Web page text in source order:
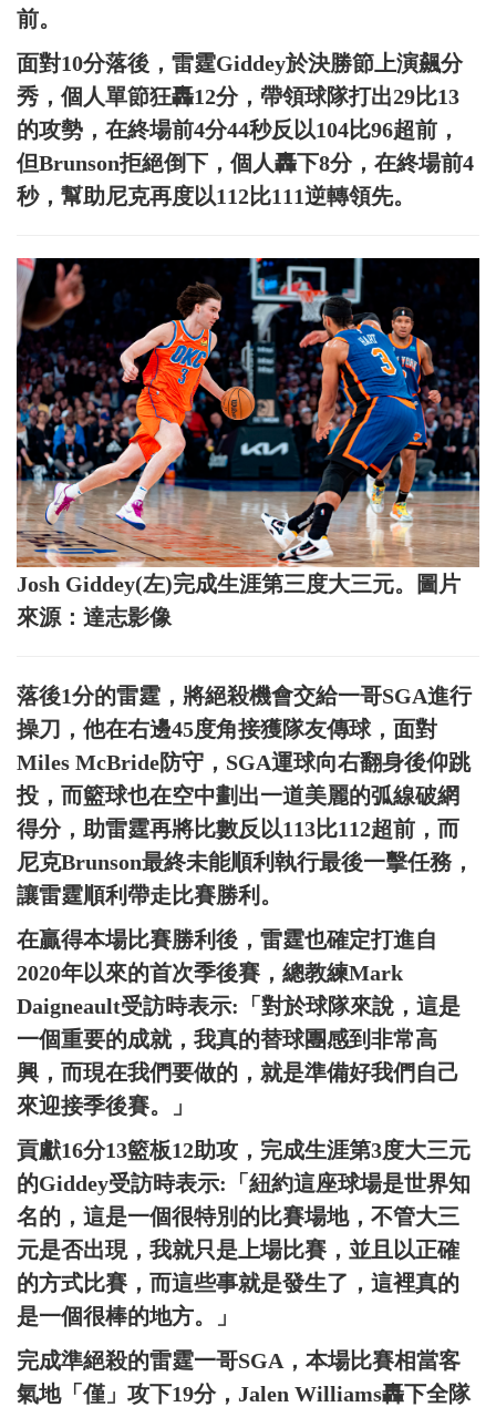
前。
面對10分落後，雷霆Giddey於決勝節上演飆分
秀，個人單節狂轟12分，帶領球隊打出29比13
的攻勢，在終場前4分44秒反以104比96超前，
但Brunson拒絕倒下，個人轟下8分，在終場前4
秒，幫助尼克再度以112比111逆轉領先。
Josh Giddey(左)完成生涯第三度大三元。圖片
來源：達志影像
落後1分的雷霆，將絕殺機會交給一哥SGA進行
操刀，他在右邊45度角接獲隊友傳球，面對
Miles McBride防守，SGA運球向右翻身後仰跳
投，而籃球也在空中劃出一道美麗的弧線破網
得分，助雷霆再將比數反以113比112超前，而
尼克Brunson最終未能順利執行最後一擊任務，
讓雷霆順利帶走比賽勝利。
在贏得本場比賽勝利後，雷霆也確定打進自
2020年以來的首次季後賽，總教練Mark
Daigneault受訪時表示:「對於球隊來說，這是
一個重要的成就，我真的替球團感到非常高
興，而現在我們要做的，就是準備好我們自己
來迎接季後賽。」
貢獻16分13籃板12助攻，完成生涯第3度大三元
的Giddey受訪時表示:「紐約這座球場是世界知
名的，這是一個很特別的比賽場地，不管大三
元是否出現，我就只是上場比賽，並且以正確
的方式比賽，而這些事就是發生了，這裡真的
是一個很棒的地方。」
完成準絕殺的雷霆一哥SGA，本場比賽相當客
氣地「僅」攻下19分，Jalen Williams轟下全隊